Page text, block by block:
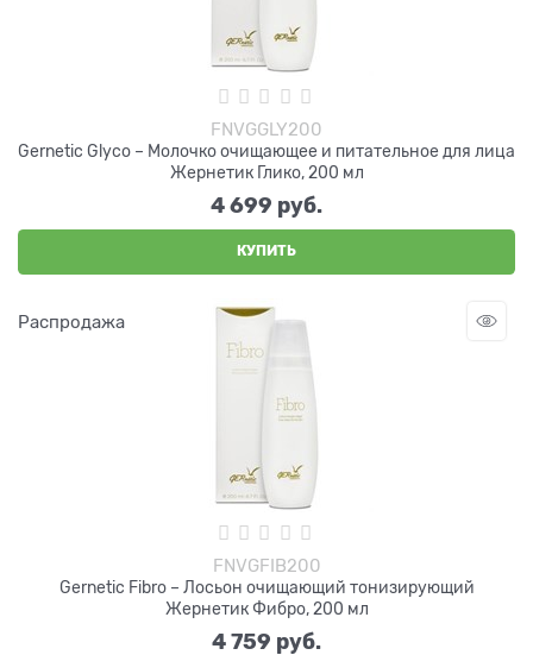
FNVGGLY200
Gernetic Glyco – Молочко очищающее и питательное для лица
Жернетик Глико, 200 мл
4 699 руб.
КУПИТЬ
Распродажа
FNVGFIB200
Gernetic Fibro – Лосьон очищающий тонизирующий
Жернетик Фибро, 200 мл
4 759 руб.